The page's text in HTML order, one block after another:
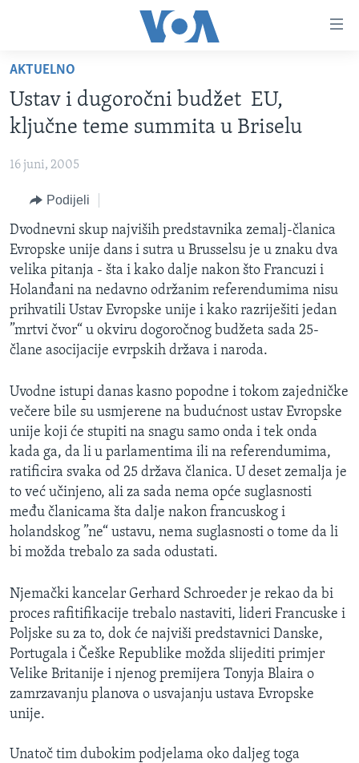
glavni
sadržaj
Pređi
na
glavnu
navigaciju
pretragu
TV PROGRAM
VIDEO
FOTOGRAFIJE DANA
VIJESTI
SJEDINJENE AMERIČKE DRŽAVE
BOSNA I HERCEGOVINA
SVIJET
NAUKA I TEHNOLOGIJA
SPECIJALNI PROJEKTI
KORUPCIJA
SLOBODA MEDIJA
ŽENSKA STRANA
IZBJEGLIČKA STRANA
O GLASU AMERIKE
Learning English
PRATITE NAS
AKTUELNO
Ustav i dugoročni budžet EU,
ključne teme summita u Briselu
16 juni, 2005
Podijeli
Dvodnevni skup najviših predstavnika zemalj-članica
Evropske unije dans i sutra u Brusselsu je u znaku dva
velika pitanja - šta i kako dalje nakon što Francuzi i
Holanđani na nedavno održanim referendumima nisu
prihvatili Ustav Evropske unije i kako razriješiti jedan
”mrtvi čvor“ u okviru dogoročnog budžeta sada 25-
člane asocijacije evrpskih država i naroda.
Uvodne istupi danas kasno popodne i tokom zajedničke
večere bile su usmjerene na budućnost ustav Evropske
unije koji će stupiti na snagu samo onda i tek onda
kada ga, da li u parlamentima ili na referendumima,
ratificira svaka od 25 država članica. U deset zemalja je
to već učinjeno, ali za sada nema opće suglasnosti
među članicama šta dalje nakon francuskog i
holandskog ”ne“ ustavu, nema suglasnosti o tome da li
bi možda trebalo za sada odustati.
Njemački kancelar Gerhard Schroeder je rekao da bi
proces rafitifikacije trebalo nastaviti, lideri Francuske i
Poljske su za to, dok će najviši predstavnici Danske,
Portugala i Češke Republike možda slijediti primjer
Velike Britanije i njenog premijera Tonyja Blaira o
zamrzavanju planova o usvajanju ustava Evropske
unije.
Unatoč tim dubokim podjelama oko daljeg toga